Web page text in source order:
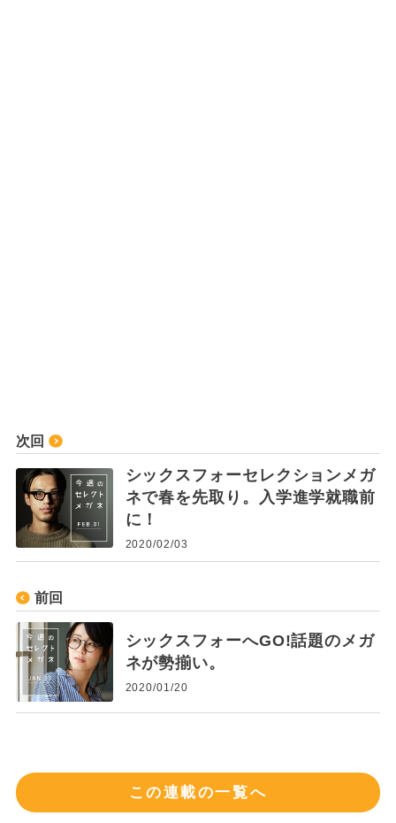
次回
シックスフォーセレクションメガ
ネで春を先取り。入学進学就職前
に！
2020/02/03
前回
シックスフォーへGO!話題のメガ
ネが勢揃い。
2020/01/20
この連載の一覧へ